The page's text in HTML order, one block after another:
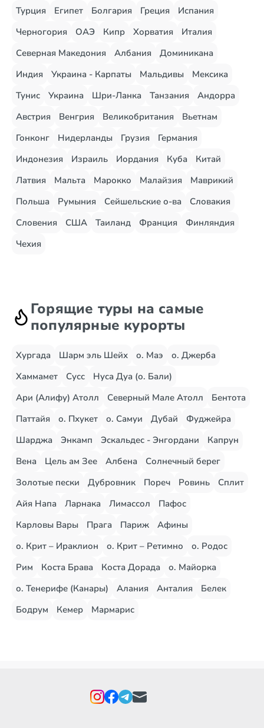
Турция Египет Болгария Греция
Испания
Черногория
ОАЭ Кипр Хорватия
Италия
Северная Македония
Албания
Доминикана
Индия
Украина - Карпаты Мальдивы
Мексика
Тунис
Украина Шри-Ланка Танзания
Андорра
Австрия
Венгрия Великобритания
Вьетнам
Гонконг
Нидерланды Грузия
Германия
Индонезия
Израиль Иордания Куба
Китай
Латвия
Мальта Марокко Малайзия
Маврикий
Польша
Румыния Сейшельские о-ва
Словакия
Словения
США Таиланд Франция
Финляндия
Чехия
Горящие туры на самые
популярные курорты
Хургада Шарм эль Шейх о. Маэ
о. Джерба
Хаммамет
Сусс
Нуса Дуа (о. Бали)
Ари (Алифу) Атолл
Северный Мале Атолл
Бентота
Паттайя
о. Пхукет о. Самуи Дубай
Фуджейра
Шарджа
Энкамп Эскальдес - Энгордани
Капрун
Вена
Цель ам Зее Албена
Солнечный берег
Золотые пески
Дубровник Пореч Ровинь
Сплит
Айя Напа
Ларнака Лимассол
Пафос
Карловы Вары
Прага Париж
Афины
о. Крит – Ираклион
о. Крит – Ретимно
о. Родос
Рим
Коста Брава Коста Дорада
о. Майорка
о. Тенерифе (Канары)
Алания Анталия
Белек
Бодрум
Кемер Мармарис